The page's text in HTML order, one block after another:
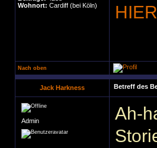
Wohnort: Cardiff (bei Köln)
HIER
Nach oben
Jack Harkness Betreff des
Admin
Ah-